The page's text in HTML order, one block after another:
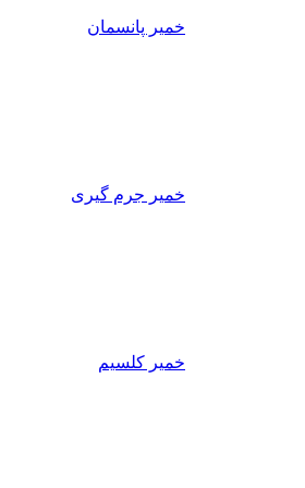
خمیر پانسمان
خمیر جرم گیری
خمیر کلسیم